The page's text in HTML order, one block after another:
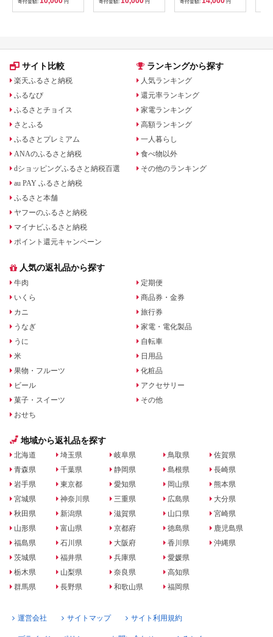
予約 国内旅行 JTB 宿
泊 観光 体験 旅行券
人気 おすすめ 旅行ク
ン ネット予約 電話 有
寄付金額: 円
田県 大仙市]
寄付金額: 円 寄付金額: 円
サイト比較
楽天ふるさと納税
ふるなび
ふるさとチョイス
さとふる
ふるさとプレミアム
ANAのふるさと納税
dショッピングふるさと納税百選
au PAY ふるさと納税
ふるさと本舗
ヤフーのふるさと納税
マイナビふるさと納税
ポイント還元キャンペーン
ランキングから探す
人気ランキング
還元率ランキング
家電ランキング
高額ランキング
一人暮らし
食べ物以外
その他のランキング
人気の返礼品から探す
牛肉
いくら
カニ
うなぎ
うに
米
果物・フルーツ
ビール
菓子・スイーツ
おせち
定期便
商品券・金券
旅行券
家電・電化製品
自転車
日用品
化粧品
アクセサリー
その他
地域から返礼品を探す
北海道
青森県
岩手県
宮城県
秋田県
山形県
福島県
茨城県
栃木県
群馬県
埼玉県
千葉県
東京都
神奈川県
新潟県
富山県
石川県
福井県
山梨県
長野県
岐阜県
静岡県
愛知県
三重県
滋賀県
京都府
大阪府
兵庫県
奈良県
和歌山県
鳥取県
島根県
岡山県
広島県
山口県
徳島県
香川県
愛媛県
高知県
福岡県
佐賀県
長崎県
熊本県
大分県
宮崎県
鹿児島県
沖縄県
運営会社 サイトマップ サイト利用規約